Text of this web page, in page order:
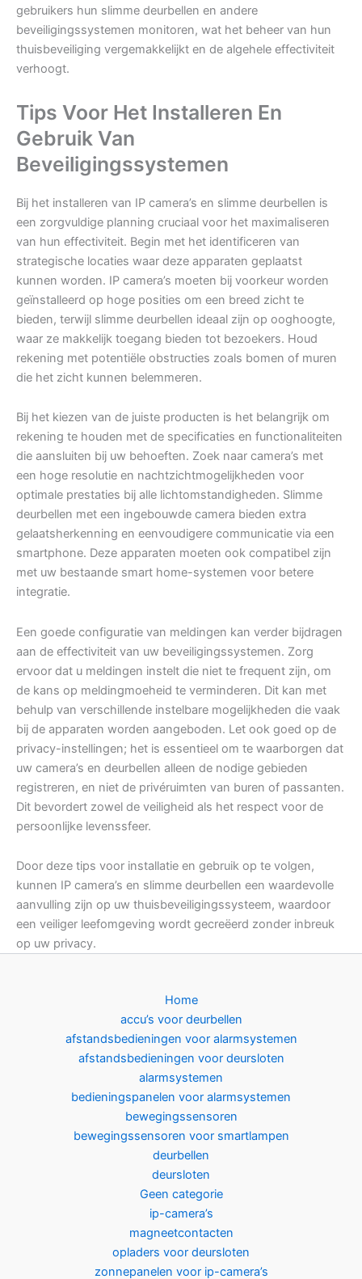
gebruikers hun slimme deurbellen en andere
beveiligingssystemen monitoren, wat het beheer van hun
thuisbeveiliging vergemakkelijkt en de algehele effectiviteit
verhoogt.
Tips Voor Het Installeren En
Gebruik Van
Beveiligingssystemen
Bij het installeren van IP camera’s en slimme deurbellen is
een zorgvuldige planning cruciaal voor het maximaliseren
van hun effectiviteit. Begin met het identificeren van
strategische locaties waar deze apparaten geplaatst
kunnen worden. IP camera’s moeten bij voorkeur worden
geïnstalleerd op hoge posities om een breed zicht te
bieden, terwijl slimme deurbellen ideaal zijn op ooghoogte,
waar ze makkelijk toegang bieden tot bezoekers. Houd
rekening met potentiële obstructies zoals bomen of muren
die het zicht kunnen belemmeren.
Bij het kiezen van de juiste producten is het belangrijk om
rekening te houden met de specificaties en functionaliteiten
die aansluiten bij uw behoeften. Zoek naar camera’s met
een hoge resolutie en nachtzichtmogelijkheden voor
optimale prestaties bij alle lichtomstandigheden. Slimme
deurbellen met een ingebouwde camera bieden extra
gelaatsherkenning en eenvoudigere communicatie via een
smartphone. Deze apparaten moeten ook compatibel zijn
met uw bestaande smart home-systemen voor betere
integratie.
Een goede configuratie van meldingen kan verder bijdragen
aan de effectiviteit van uw beveiligingssystemen. Zorg
ervoor dat u meldingen instelt die niet te frequent zijn, om
de kans op meldingmoeheid te verminderen. Dit kan met
behulp van verschillende instelbare mogelijkheden die vaak
bij de apparaten worden aangeboden. Let ook goed op de
privacy-instellingen; het is essentieel om te waarborgen dat
uw camera’s en deurbellen alleen de nodige gebieden
registreren, en niet de privéruimten van buren of passanten.
Dit bevordert zowel de veiligheid als het respect voor de
persoonlijke levenssfeer.
Door deze tips voor installatie en gebruik op te volgen,
kunnen IP camera’s en slimme deurbellen een waardevolle
aanvulling zijn op uw thuisbeveiligingssysteem, waardoor
een veiliger leefomgeving wordt gecreëerd zonder inbreuk
op uw privacy.
Home
accu’s voor deurbellen
afstandsbedieningen voor alarmsystemen
afstandsbedieningen voor deursloten
alarmsystemen
bedieningspanelen voor alarmsystemen
bewegingssensoren
bewegingssensoren voor smartlampen
deurbellen
deursloten
Geen categorie
ip-camera’s
magneetcontacten
opladers voor deursloten
zonnepanelen voor ip-camera’s